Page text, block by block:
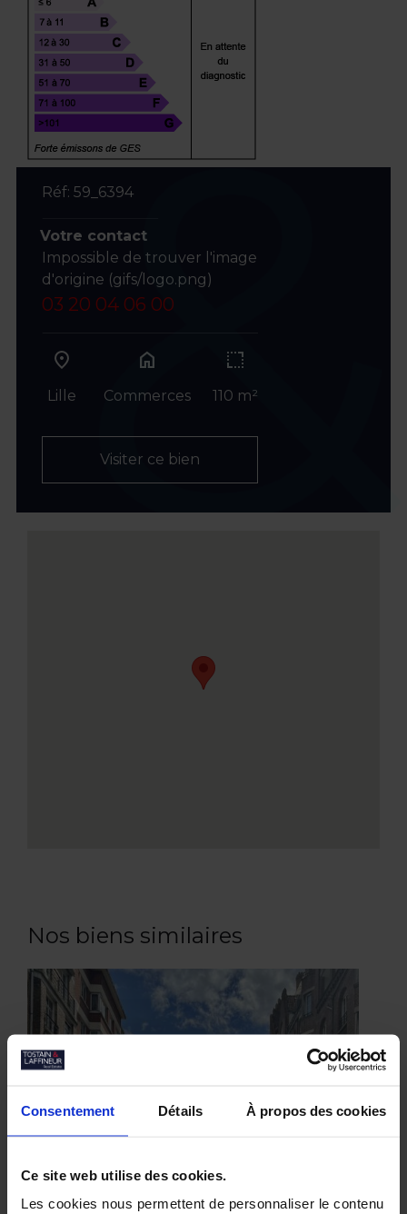
Consentement Détails À propos des cookies
Ce site web utilise des cookies.
Les cookies nous permettent de personnaliser le contenu
Réf: 59_6394
Votre contact
Impossible de trouver l'image
d'origine (gifs/logo.png)
03 20 04 06 00
Lille
home
Commerces 110 m²
Visiter ce bien
Nos biens similaires